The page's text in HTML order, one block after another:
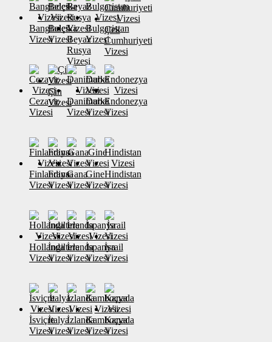
Banglades
Vizesi
Belçika
VizesiBeyaz
Rusya
Vizesi
Bulgaristan
Vizesi
Çek
Cumhuriyeti
Vizesi
Cezayir
Vizesi
Çin
VizesiDanimarka
Vizesi
Dubai
Vizesi
Endonezya
Vizesi
Finlandiya
Vizesi
Fransa
Vizesi
Gana
Vizesi
Gine
Vizesi
Hindistan
Vizesi
Hollanda
Vizesi
İngiltere
Vizesi
İrlanda
Vizesi
İspanya
Vizesi
İsrail
Vizesi
İsviçre
Vizesi
İtalya
Vizesi
İzlanda
Vizesi
Kamboçya
Vizesi
Kanada
Vizesi